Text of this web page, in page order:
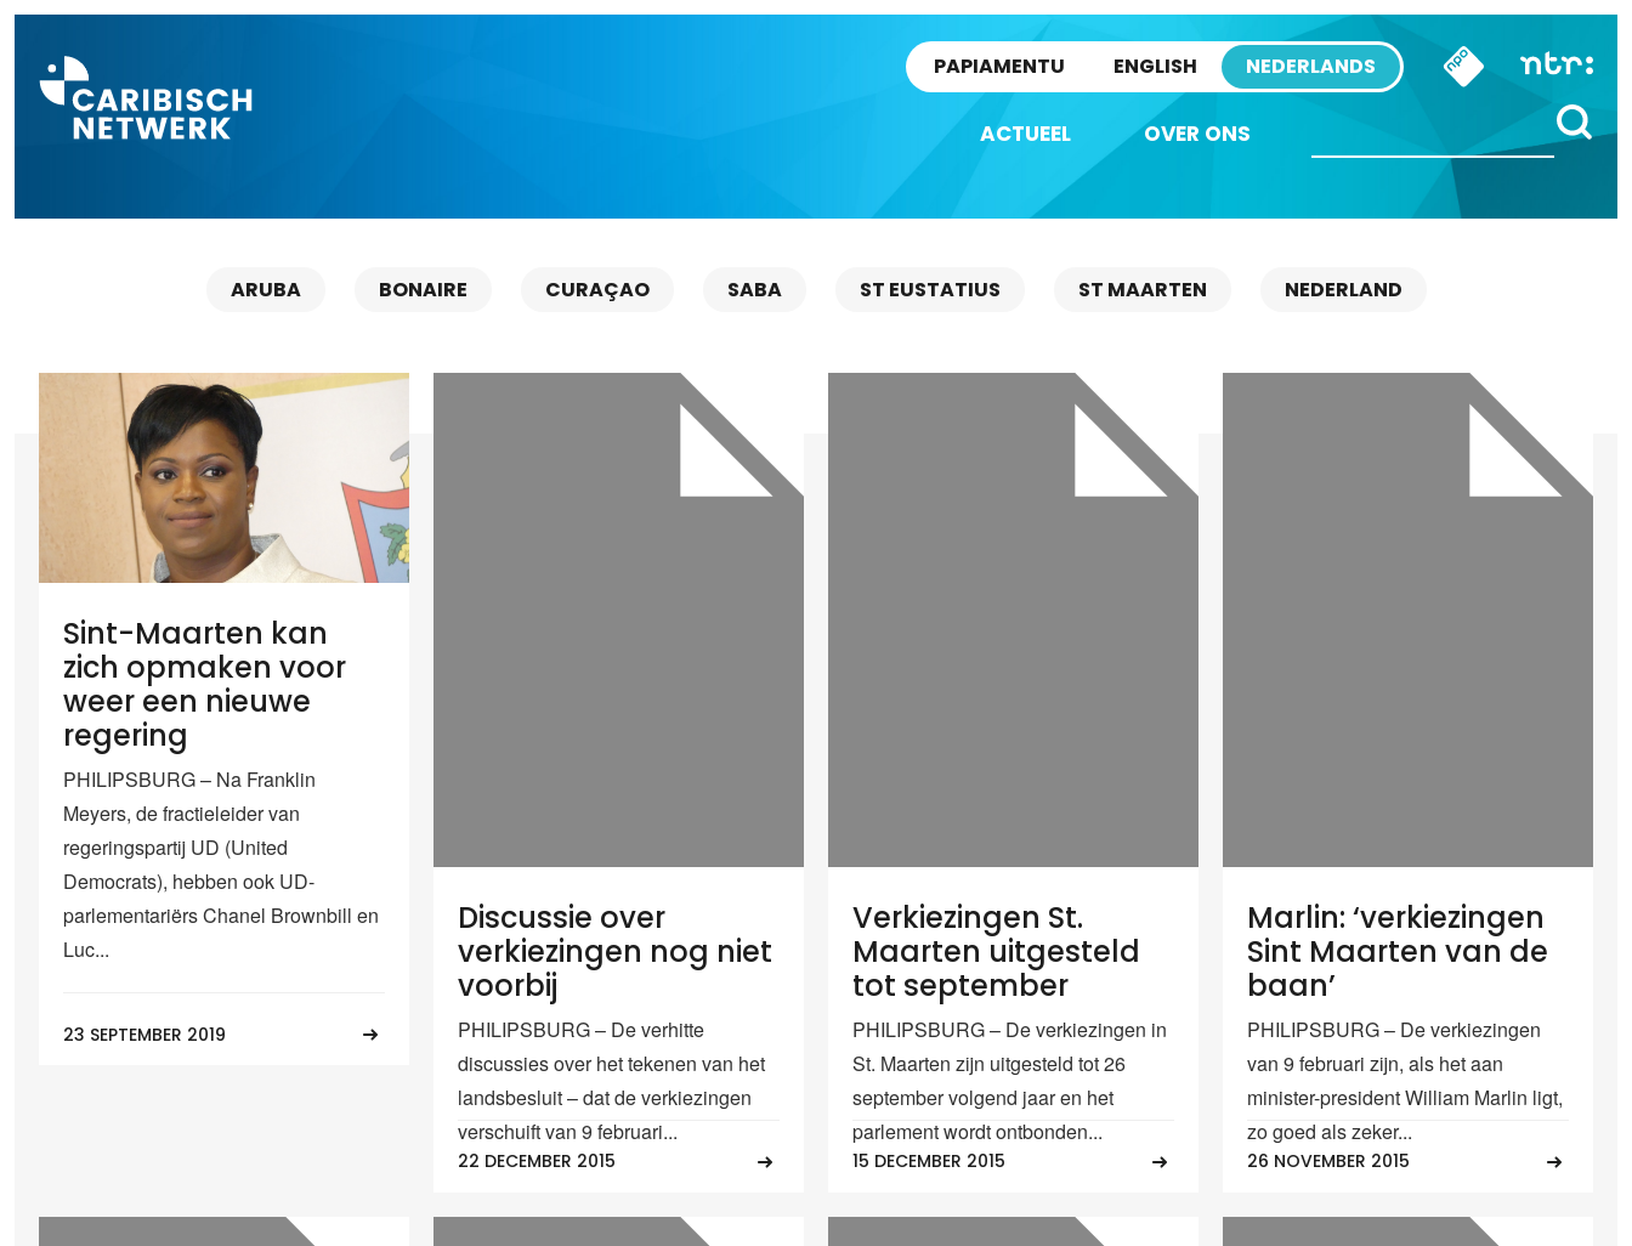
PAPIAMENTU ENGLISH NEDERLANDS
ACTUEEL OVER ONS
ARUBA BONAIRE CURAÇAO SABA ST EUSTATIUS ST MAARTEN NEDERLAND
Sint-Maarten kan
zich opmaken voor
weer een nieuwe
regering
PHILIPSBURG – Na Franklin
Meyers, de fractieleider van
regeringspartij UD (United
Democrats), hebben ook UD-
parlementariërs Chanel Brownbill en
Luc...
23 SEPTEMBER 2019
Discussie over
verkiezingen nog niet
voorbij
PHILIPSBURG – De verhitte
discussies over het tekenen van het
landsbesluit – dat de verkiezingen
verschuift van 9 februari...
22 DECEMBER 2015
Verkiezingen St.
Maarten uitgesteld
tot september
PHILIPSBURG – De verkiezingen in
St. Maarten zijn uitgesteld tot 26
september volgend jaar en het
parlement wordt ontbonden...
15 DECEMBER 2015
Marlin: ‘verkiezingen
Sint Maarten van de
baan’
PHILIPSBURG – De verkiezingen
van 9 februari zijn, als het aan
minister-president William Marlin ligt,
zo goed als zeker...
26 NOVEMBER 2015